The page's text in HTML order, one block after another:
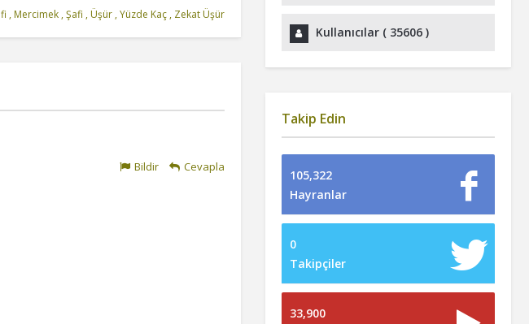
, Mercimek,Şafi , Üşür,Yüzde Kaç, Zekat Üşür
Bildir Cevapla
Kullanıcılar ( 35606)
Takip Edin
105,322
Hayranlar
0
Takipçiler
33,900